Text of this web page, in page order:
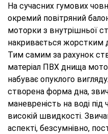
На сучасних гумових
окремий повітряний
моторки з внутрішньої
накривається жорстким
Тим самим за рахунок
матеріал ПВХ днища
набуває опуклого
створена форма дна,
маневреність на воді під
високій швидкості.
аспекті, безсумнівно,